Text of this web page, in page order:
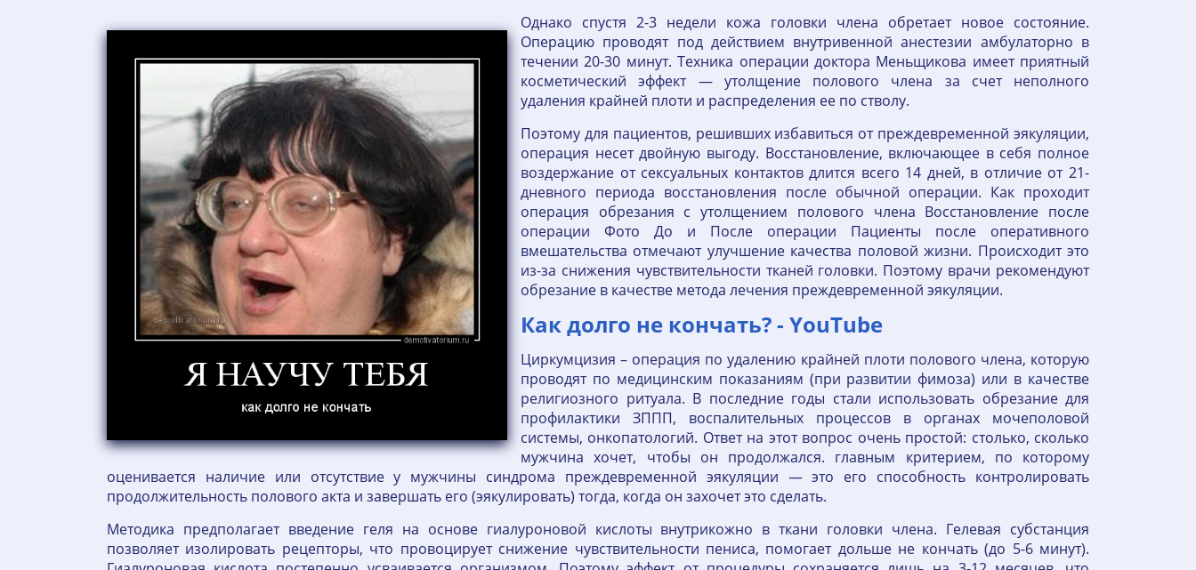
Однако спустя 2-3 недели кожа головки члена обретает новое состояние.
Операцию проводят под действием внутривенной анестезии амбулаторно в
течении 20-30 минут. Техника операции доктора Меньщикова имеет приятный
косметический эффект — утолщение полового члена за счет неполного
удаления крайней плоти и распределения ее по стволу.
Поэтому для пациентов, решивших избавиться от преждевременной эякуляции,
операция несет двойную выгоду. Восстановление, включающее в себя полное
воздержание от сексуальных контактов длится всего 14 дней, в отличие от 21-
дневного периода восстановления после обычной операции. Как проходит
операция обрезания с утолщением полового члена Восстановление после
операции Фото До и После операции Пациенты после оперативного
вмешательства отмечают улучшение качества половой жизни. Происходит это
из-за снижения чувствительности тканей головки. Поэтому врачи рекомендуют
обрезание в качестве метода лечения преждевременной эякуляции.
Как долго не кончать? - YouTube
Циркумцизия – операция по удалению крайней плоти полового члена, которую
проводят по медицинским показаниям (при развитии фимоза) или в качестве
религиозного ритуала. В последние годы стали использовать обрезание для
профилактики ЗППП, воспалительных процессов в органах мочеполовой
системы, онкопатологий. Ответ на этот вопрос очень простой: столько, сколько
мужчина хочет, чтобы он продолжался. главным критерием, по которому
оценивается наличие или отсутствие у мужчины синдрома преждевременной эякуляции — это его способность контролировать
продолжительность полового акта и завершать его (эякулировать) тогда, когда он захочет это сделать.
Методика предполагает введение геля на основе гиалуроновой кислоты внутрикожно в ткани головки члена. Гелевая субстанция
позволяет изолировать рецепторы, что провоцирует снижение чувствительности пениса, помогает дольше не кончать (до 5-6 минут).